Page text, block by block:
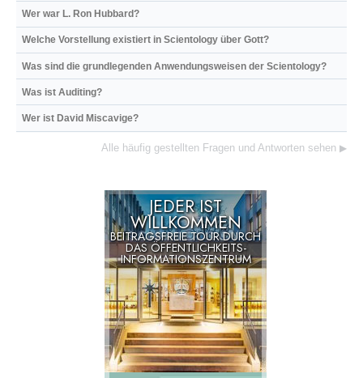
Wer war L. Ron Hubbard?
Welche Vorstellung existiert in Scientology über Gott?
Was sind die grundlegenden Anwendungsweisen der Scientology?
Was ist Auditing?
Wer ist David Miscavige?
Alle häufig gestellten Fragen und Antworten sehen ▶
JEDER IST
WILLKOMMEN
BEITRAGSFREIE TOUR DURCH
DAS ÖFFENTLICHKEITS-
INFORMATIONSZENTRUM